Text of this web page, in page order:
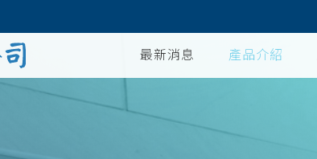
最新消息 產品介紹